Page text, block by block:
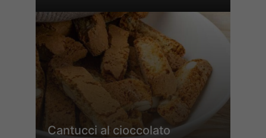
Cantucci al cioccolato